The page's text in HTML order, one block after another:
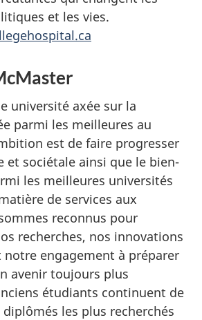
et les vies.
université axée sur la
parmi les meilleures au
est de faire progresser
et sociétale ainsi que le bien-
les meilleures universités
de services aux
reconnus pour
recherches, nos innovations
notre engagement à préparer
avenir toujours plus
étudiants continuent de
les plus recherchés